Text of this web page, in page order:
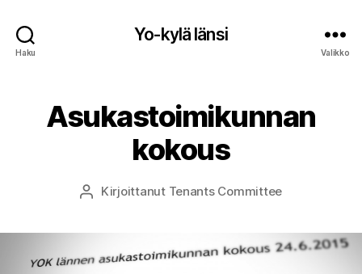
Haku
Yo-kylä länsi
Valikko
Asukastoimikunnan
kokous
Kirjoittaja
Kirjoittanut Tenants Committee